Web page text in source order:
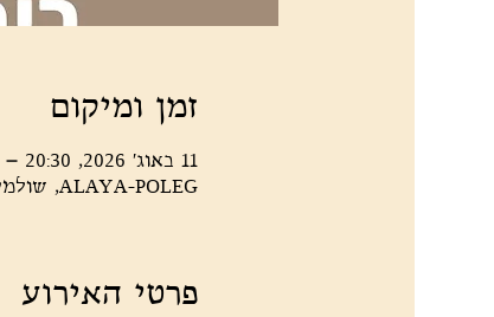
זמן ומיקום
11 באוג׳ 2026, 20:30 – 23:00
ALAYA-POLEG, שולמית 3, נתניה, 4266007, ישראל
פרטי האירוע